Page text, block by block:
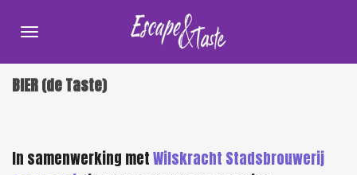
direct
naar
de
BIER (de Taste)
In samenwerking metWilskracht Stadsbrouwerij